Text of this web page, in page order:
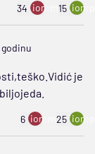
34 ion:minus
15
godinu
je
6 ion:minus
25